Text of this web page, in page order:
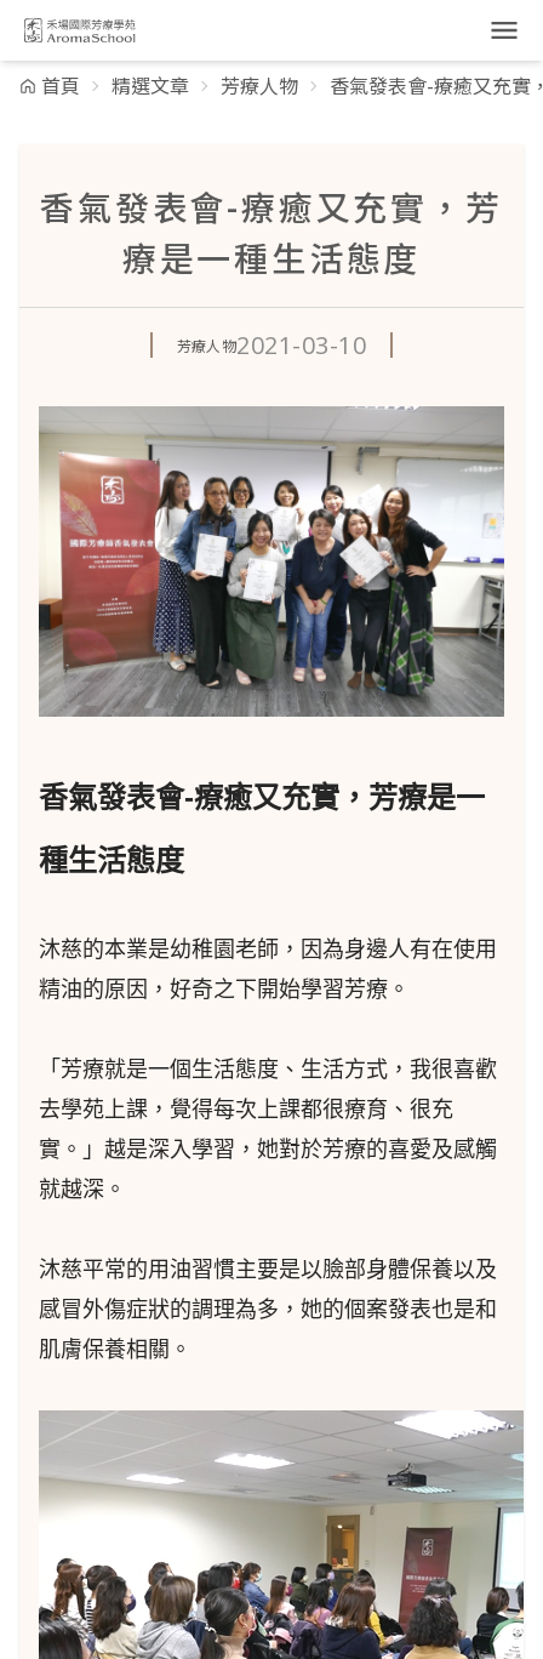
跳到主要內容
首頁 精選文章 芳療人物 香氣發表會-療癒又充實
香氣發表會-療癒又充實，芳
療是一種生活態度
芳療人物2021-03-10
香氣發表會-療癒又充實，芳療是一
種生活態度
沐慈的本業是幼稚園老師，因為身邊人有在使用
精油的原因，好奇之下開始學習芳療。
「芳療就是一個生活態度、生活方式，我很喜歡
去學苑上課，覺得每次上課都很療育、很充
實。」越是深入學習，她對於芳療的喜愛及感觸
就越深。
沐慈平常的用油習慣主要是以臉部身體保養以及
感冒外傷症狀的調理為多，她的個案發表也是和
肌膚保養相關。